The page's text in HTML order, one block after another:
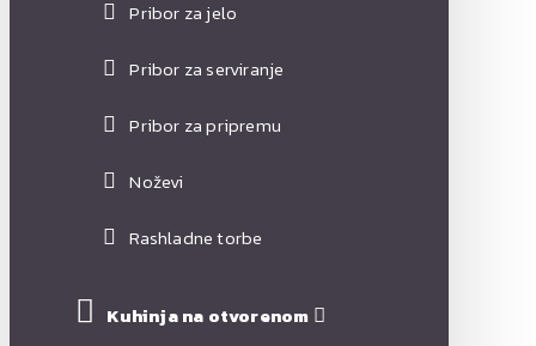
Pribor za jelo
Pribor za serviranje
Pribor za pripremu
Noževi
Rashladne torbe
Kuhinja na otvorenom